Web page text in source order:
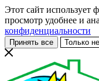
Этот сайт использует
просмотр удобнее и
конфиденциальности
Принять все Только